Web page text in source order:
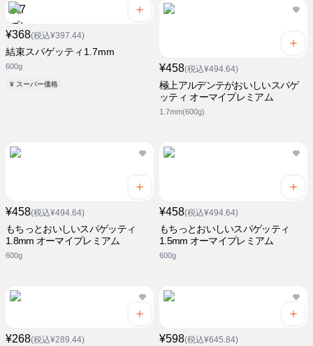
¥368(税込¥397.44)
結束スパゲッティ1.7mm
600g
¥ スーパー価格
¥458(税込¥494.64)
極上アルデンテがおいしいスパゲ
ッティ オーマイプレミアム
1.7mm(600g)
¥458(税込¥494.64)
もちっとおいしいスパゲッティ
1.8mm オーマイプレミアム
600g
¥458(税込¥494.64)
もちっとおいしいスパゲッティ
1.5mm オーマイプレミアム
600g
¥268(税込¥289.44) ¥598(税込¥645.84)